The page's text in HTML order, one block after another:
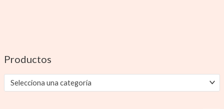
Productos
Selecciona una categoría